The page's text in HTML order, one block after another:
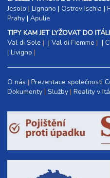
Jesolo | Lignano | Ostrov Ischia |
Prahy | Apulie
TIPY KAM JET LYŽOVAT DO
Val di Sole
| Val di Fiemme |
| Livigno
O nás Prezentace společnosti
Dokumenty Služby Reality v